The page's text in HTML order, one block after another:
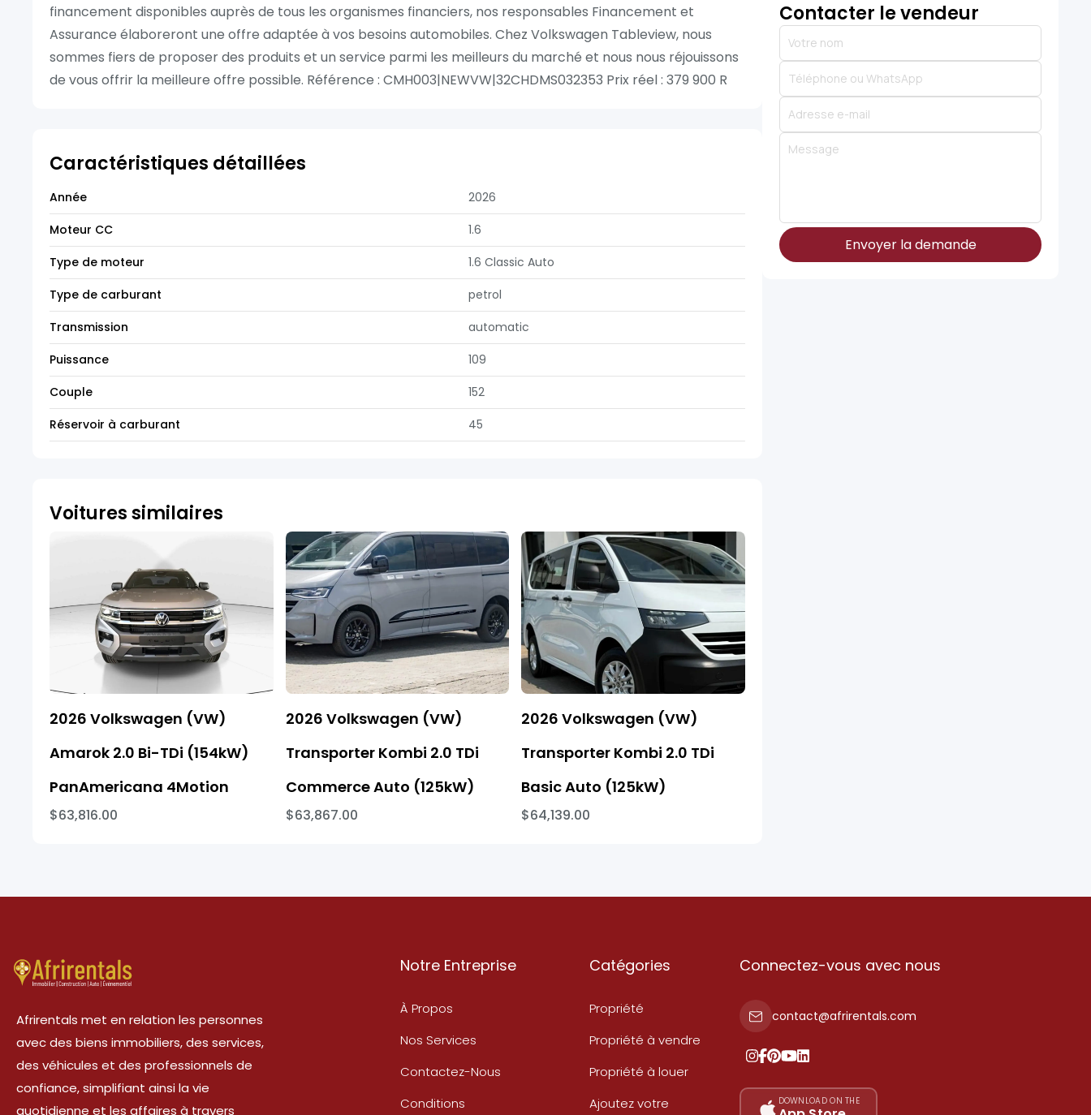
financement disponibles auprès de tous les organismes financiers, nos responsables Financement et
Assurance élaboreront une offre adaptée à vos besoins automobiles. Chez Volkswagen Tableview, nous
sommes fiers de proposer des produits et un service parmi les meilleurs du marché et nous nous réjouissons
de vous offrir la meilleure offre possible. Référence : CMH003|NEWVW|32CHDMS032353 Prix réel : 379 900 R
Caractéristiques détaillées
Année
2026
Moteur CC
1.6
Type de moteur
1.6 Classic Auto
Type de carburant
petrol
Transmission
automatic
Puissance
109
Couple
152
Réservoir à carburant
45
Voitures similaires
2026 Volkswagen (VW)
Amarok 2.0 Bi-TDi (154kW)
PanAmericana 4Motion
$63,816.00
2026 Volkswagen (VW)
Transporter Kombi 2.0 TDi
Commerce Auto (125kW)
$63,867.00
2026 Volkswagen (VW)
Transporter Kombi 2.0 TDi
Basic Auto (125kW)
$64,139.00
Contacter le vendeur
Envoyer la demande
Afrirentals met en relation les personnes
avec des biens immobiliers, des services,
des véhicules et des professionnels de
confiance, simplifiant ainsi la vie
quotidienne et les affaires à travers
Notre Entreprise
À Propos
Nos Services
Contactez-Nous
Conditions
Catégories
Propriété
Propriété à vendre
Propriété à louer
Ajoutez votre
Connectez-vous avec nous
contact@afrirentals.com
DOWNLOAD ON THE